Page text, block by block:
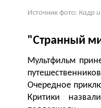
Источник фото: Кадр
"Странный
Мультфильм
Очередное
Критики